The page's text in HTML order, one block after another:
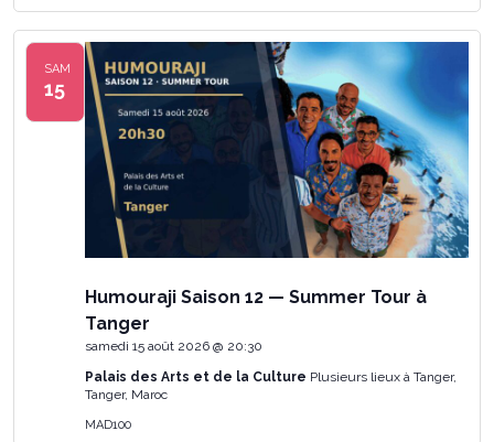
SAM
15
Humouraji Saison 12 — Summer Tour à
Tanger
samedi 15 août 2026 @ 20:30
Palais des Arts et de la Culture Plusieurs lieux à Tanger,
Tanger, Maroc
MAD100